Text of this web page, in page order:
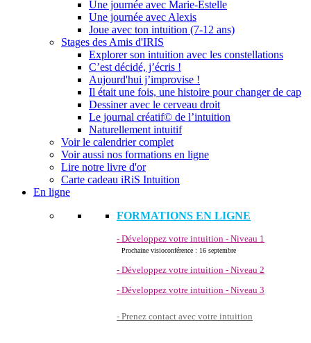
Une journée avec Marie-Estelle
Une journée avec Alexis
Joue avec ton intuition (7-12 ans)
Stages des Amis d'IRIS
Explorer son intuition avec les constellations
C’est décidé, j’écris !
Aujourd'hui j’improvise !
Il était une fois, une histoire pour changer de cap
Dessiner avec le cerveau droit
Le journal créatif© de l’intuition
Naturellement intuitif
Voir le calendrier complet
Voir aussi nos formations en ligne
Lire notre livre d'or
Carte cadeau iRiS Intuition
En ligne
FORMATIONS EN LIGNE
- Développez votre intuition - Niveau 1
Prochaine visioconférence : 16 septembre
- Développez votre intuition - Niveau 2
- Développez votre intuition - Niveau 3
- Prenez contact avec votre intuition